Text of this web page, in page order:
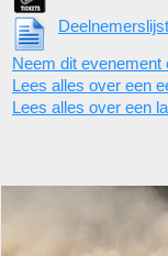
Deelnemerslijst
Neem dit evenement
Lees alles over een
Lees alles over een